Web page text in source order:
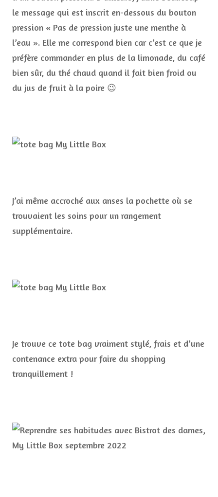
le message qui est inscrit en-dessous du bouton
pression « Pas de pression juste une menthe à
l’eau ». Elle me correspond bien car c’est ce que je
préfère commander en plus de la limonade, du café
bien sûr, du thé chaud quand il fait bien froid ou
du jus de fruit à la poire 😉
J’ai même accroché aux anses la pochette où se
trouvaient les soins pour un rangement
supplémentaire.
Je trouve ce tote bag vraiment stylé, frais et d’une
contenance extra pour faire du shopping
tranquillement !